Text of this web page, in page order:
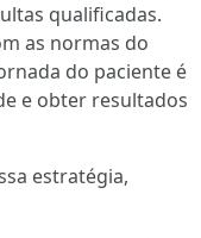
qualificadas.
as normas do
do paciente é
e obter resultados
estratégia,